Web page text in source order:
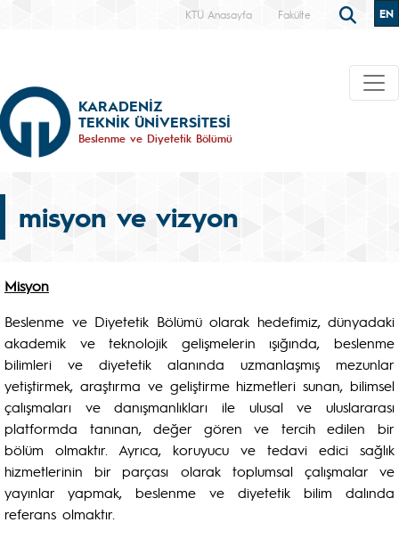
KTÜ Anasayfa Fakülte EN
KARADENİZ
TEKNİK ÜNİVERSİTESİ
Beslenme ve Diyetetik Bölümü
misyon ve vizyon
Misyon
Beslenme ve Diyetetik Bölümü olarak hedefimiz, dünyadaki
akademik ve teknolojik gelişmelerin ışığında, beslenme
bilimleri ve diyetetik alanında uzmanlaşmış mezunlar
yetiştirmek, araştırma ve geliştirme hizmetleri sunan, bilimsel
çalışmaları ve danışmanlıkları ile ulusal ve uluslararası
platformda tanınan, değer gören ve tercih edilen bir
bölüm olmaktır. Ayrıca, koruyucu ve tedavi edici sağlık
hizmetlerinin bir parçası olarak toplumsal çalışmalar ve
yayınlar yapmak, beslenme ve diyetetik bilim dalında
referans olmaktır.